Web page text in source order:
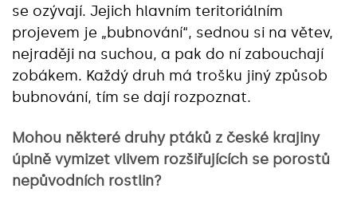
se ozývají. Jejich hlavním teritoriálním
projevem je „bubnování“, sednou si na větev,
nejraději na suchou, a pak do ní zabouchají
zobákem. Každý druh má trošku jiný způsob
bubnování, tím se dají rozpoznat.
Mohou některé druhy ptáků z české krajiny
úplně vymizet vlivem rozšiřujících se porostů
nepůvodních rostlin?